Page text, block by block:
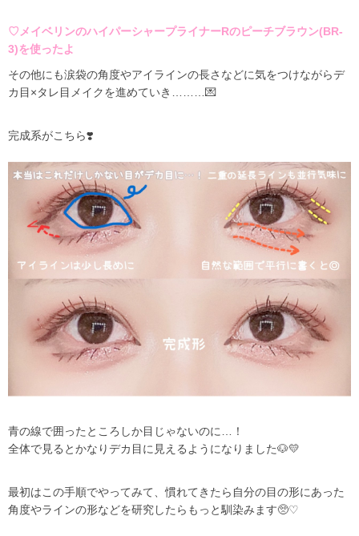
♡メイベリンのハイパーシャープライナーRのピーチブラウン(BR-
3)を使ったよ
その他にも涙袋の角度やアイラインの長さなどに気をつけながらデ
カ目×タレ目メイクを進めていき………💌
完成系がこちら❣️
青の線で囲ったところしか目じゃないのに…！
全体で見るとかなりデカ目に見えるようになりました🐶💛
最初はこの手順でやってみて、慣れてきたら自分の目の形にあった
角度やラインの形などを研究したらもっと馴染みます🥺♡